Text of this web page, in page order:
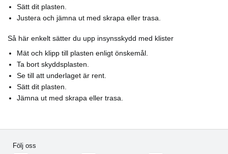
Sätt dit plasten.
Justera och jämna ut med skrapa eller trasa.
Så här enkelt sätter du upp insynsskydd med klister
Mät och klipp till plasten enligt önskemål.
Ta bort skyddsplasten.
Se till att underlaget är rent.
Sätt dit plasten.
Jämna ut med skrapa eller trasa.
Följ oss